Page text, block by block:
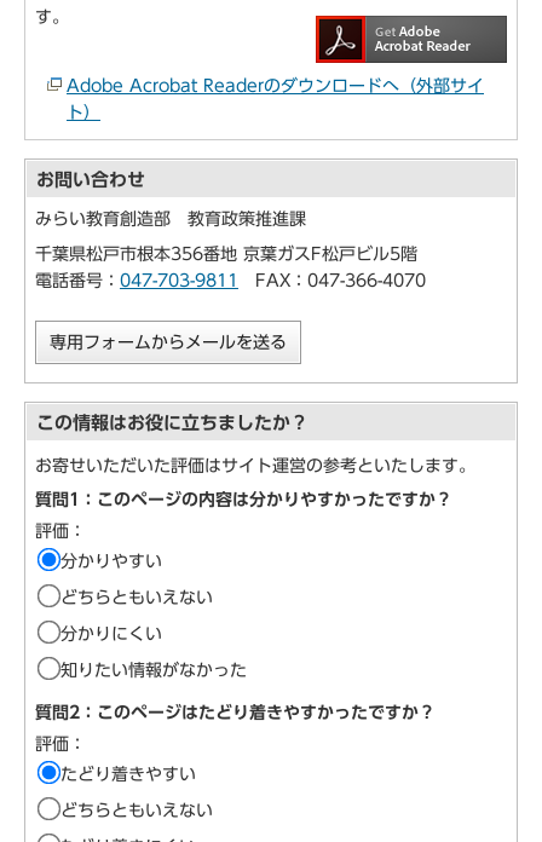
す。
Adobe Acrobat Readerのダウンロードへ（外部サイ
ト）
お問い合わせ
みらい教育創造部 教育政策推進課
千葉県松戸市根本356番地 京葉ガスF松戸ビル5階
電話番号： 047-703-9811 FAX：047-366-4070
専用フォームからメールを送る
この情報はお役に立ちましたか？
お寄せいただいた評価はサイト運営の参考といたします。
質問1：このページの内容は分かりやすかったですか？
評価：
分かりやすい
どちらともいえない
分かりにくい
知りたい情報がなかった
質問2：このページはたどり着きやすかったですか？
評価：
たどり着きやすい
どちらともいえない